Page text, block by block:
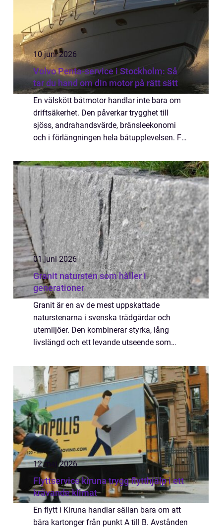
10 juni 2026
Volvo Penta-service i Stockholm: Så
tar du hand om din motor på rätt sätt
En välskött båtmotor handlar inte bara om
driftsäkerhet. Den påverkar trygghet till
sjöss, andrahandsvärde, bränsleekonomi
och i förlängningen hela båtupplevelsen. För
01 juni 2026
Granit natursten som håller i
generationer
Granit är en av de mest uppskattade
naturstenarna i svenska trädgårdar och
utemiljöer. Den kombinerar styrka, lång
livslängd och ett levande utseende som
och bearbetning kan Granit ge både privata
tomte...
12 maj 2026
Flyttservice kiruna trygg flytthjälp i ett
krävande klimat
En flytt i Kiruna handlar sällan bara om att
bära kartonger från punkt A till B. Avstånden